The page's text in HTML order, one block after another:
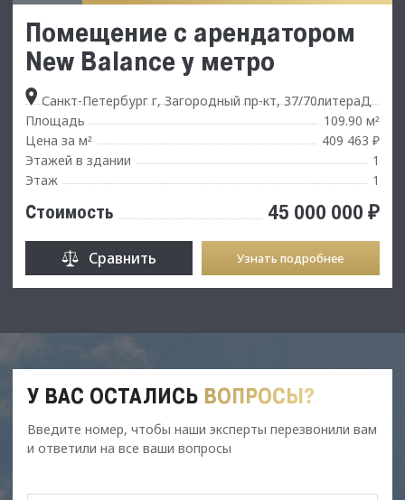
Помещение с арендатором
New Balance у метро
Санкт-Петербург г, Загородный пр-кт, 37/70литераД
Площадь
109.90 м²
Цена за м²
409 463 ₽
Этажей в здании
1
Этаж
1
Стоимость 45 000 000 ₽
Сравнить Узнать подробнее
У ВАС ОСТАЛИСЬ ВОПРОСЫ?
Введите номер, чтобы наши эксперты перезвонили вам
и ответили на все ваши вопросы